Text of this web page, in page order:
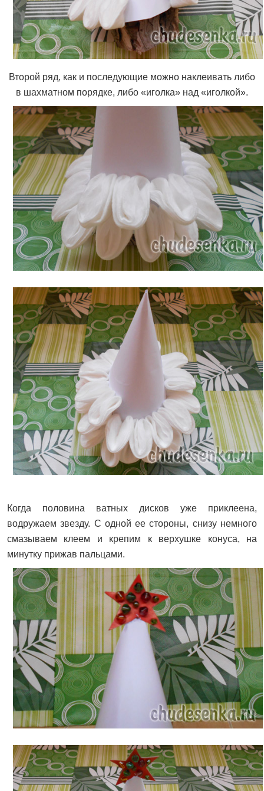
Второй ряд, как и последующие можно наклеивать либо
в шахматном порядке, либо «иголка» над «иголкой».
Когда половина ватных дисков уже приклеена,
водружаем звезду. С одной ее стороны, снизу немного
смазываем клеем и крепим к верхушке конуса, на
минутку прижав пальцами.